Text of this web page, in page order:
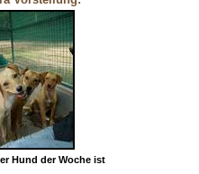
Hund der Woche ist